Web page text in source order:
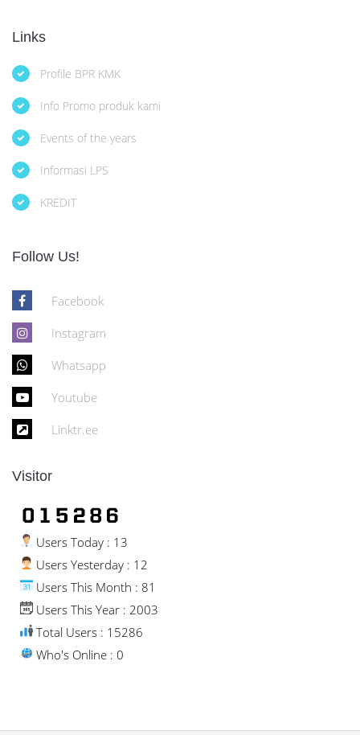
Links
Profile BPR KMK
Info Promo produk kami
Events of the years
Informasi LPS
KREDIT
Follow Us!
Facebook
Instagram
Whatsapp
Youtube
Linktr.ee
Visitor
Users Today : 13
Users Yesterday : 12
Users This Month : 81
Users This Year : 2003
Total Users : 15286
Who's Online : 0